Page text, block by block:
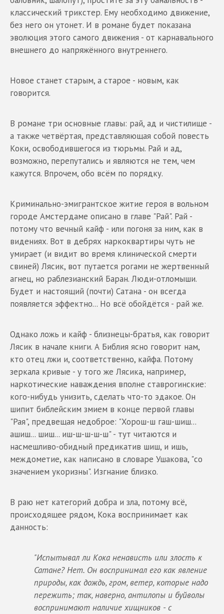
классический трикстер. Ему необходимо движение,
без него он утонет. И в романе будет показана
эволюция этого самого движения - от карнавального
внешнего до напряжённого внутреннего.
Новое станет старым, а старое - новым, как
говорится.
В романе три основные главы: рай, ад и чистилище -
а также четвёртая, представляющая собой повесть
Коки, освободившегося из тюрьмы. Рай и ад,
возможно, перепутались и являются не тем, чем
кажутся. Впрочем, обо всём по порядку.
Криминально-эмигрантское житие героя в вольном
городе Амстердаме описано в главе "Рай". Рай -
потому что вечный кайф - или погоня за ним, как в
видениях. Вот в дебрях наркоквартиры чуть не
умирает (и видит во время клинической смерти
свиней) Лясик, вот путается рогами не жертвенный
агнец, но раблезианский Баран. Люди-отломыши.
Будет и настоящий (почти) Сатана - он всегда
появляется эффектно... Но всё обойдётся - рай же.
Однако ложь и кайф - близнецы-братья, как говорит
Лясик в начале книги. А Библия ясно говорит нам,
кто отец лжи и, соответственно, кайфа. Потому
зеркала кривые - у того же Лясика, например,
наркотические наваждения вполне ставрогинские:
кого-нибудь унизить, сделать что-то эдакое. Он
шипит библейским змием в конце первой главы
"Рая", предвещая недоброе: "Хорош-ш гаш-шиш...
ашиш... шиш... иш-ш-ш-ш-ш" - тут читаются и
насмешливо-обидный предикатив шиш, и ишь,
междометие, как написано в словаре Ушакова, "со
значением укоризны". Изгнание близко.
В раю нет категорий добра и зла, потому всё,
происходящее рядом, Кока воспринимает как
данность:
"Испытывал ли Кока ненависть или злость к
Сатане? Нет. Он воспринимал его как явление
природы, как дождь, гром, ветер, которые надо
пережить; так, наверно, антилопы и буйволы
воспринимают наличие хищников - с